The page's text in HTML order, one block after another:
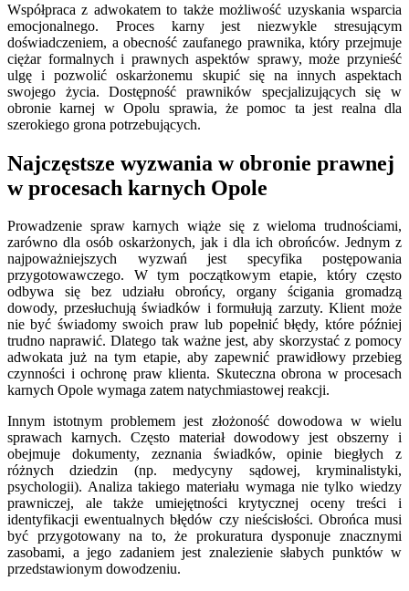
Współpraca z adwokatem to także możliwość uzyskania wsparcia
emocjonalnego. Proces karny jest niezwykle stresującym
doświadczeniem, a obecność zaufanego prawnika, który przejmuje
ciężar formalnych i prawnych aspektów sprawy, może przynieść
ulgę i pozwolić oskarżonemu skupić się na innych aspektach
swojego życia. Dostępność prawników specjalizujących się w
obronie karnej w Opolu sprawia, że pomoc ta jest realna dla
szerokiego grona potrzebujących.
Najczęstsze wyzwania w obronie prawnej
w procesach karnych Opole
Prowadzenie spraw karnych wiąże się z wieloma trudnościami,
zarówno dla osób oskarżonych, jak i dla ich obrońców. Jednym z
najpoważniejszych wyzwań jest specyfika postępowania
przygotowawczego. W tym początkowym etapie, który często
odbywa się bez udziału obrońcy, organy ścigania gromadzą
dowody, przesłuchują świadków i formułują zarzuty. Klient może
nie być świadomy swoich praw lub popełnić błędy, które później
trudno naprawić. Dlatego tak ważne jest, aby skorzystać z pomocy
adwokata już na tym etapie, aby zapewnić prawidłowy przebieg
czynności i ochronę praw klienta. Skuteczna obrona w procesach
karnych Opole wymaga zatem natychmiastowej reakcji.
Innym istotnym problemem jest złożoność dowodowa w wielu
sprawach karnych. Często materiał dowodowy jest obszerny i
obejmuje dokumenty, zeznania świadków, opinie biegłych z
różnych dziedzin (np. medycyny sądowej, kryminalistyki,
psychologii). Analiza takiego materiału wymaga nie tylko wiedzy
prawniczej, ale także umiejętności krytycznej oceny treści i
identyfikacji ewentualnych błędów czy nieścisłości. Obrońca musi
być przygotowany na to, że prokuratura dysponuje znacznymi
zasobami, a jego zadaniem jest znalezienie słabych punktów w
przedstawionym dowodzeniu.